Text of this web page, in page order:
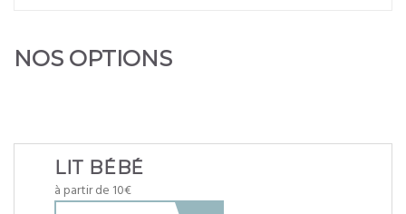
NOS OPTIONS
LIT BÉBÉ
à partir de 10€